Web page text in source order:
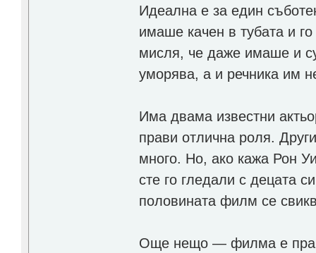
Идеална е за един
имаше качен в тубата и
мисля, че даже имаше и
уморява, а и речника им
Има двама известни
прави отлична роля.
много. Но, ако кажа Рон
сте го гледали с децата
половината филм се
Още нещо — филма е